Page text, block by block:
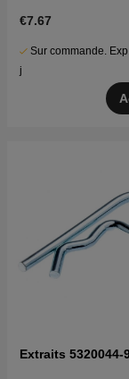
€7.67
Sur commande.
j
Extraits 5320044-